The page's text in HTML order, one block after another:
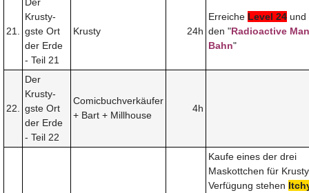
21.
Krusty-
gste Ort
der Erde
- Teil 21
Krusty 24h
Erreiche Level 24 und
den "Radioactive
Bahn"
22.
Der
Krusty-
gste Ort
der Erde
- Teil 22
Comicbuchverkäufer
+ Bart + Millhouse
4h
Kaufe eines der drei
Maskottchen für
Verfügung stehen